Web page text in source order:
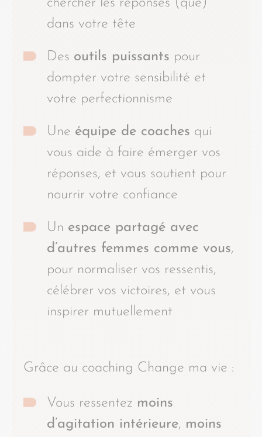
chercher les réponses (que)
dans votre tête
Des outils puissants pour
dompter votre sensibilité et
votre perfectionnisme
Une équipe de coaches qui
vous aide à faire émerger vos
réponses, et vous soutient pour
nourrir votre confiance
Un espace partagé avec
d’autres femmes comme vous,
pour normaliser vos ressentis,
célébrer vos victoires, et vous
inspirer mutuellement
Grâce au coaching Change ma vie :
Vous ressentez moins
d’agitation intérieure, moins